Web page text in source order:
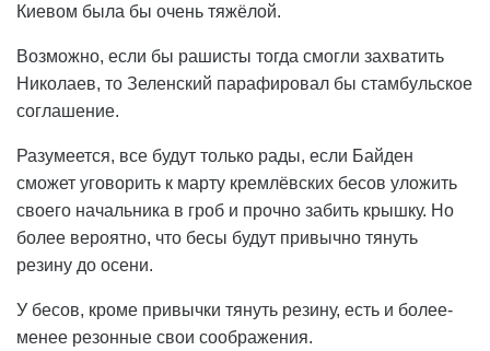
Киевом была бы очень тяжёлой.
Возможно, если бы рашисты тогда смогли захватить
Николаев, то Зеленский парафировал бы стамбульское
соглашение.
Разумеется, все будут только рады, если Байден
сможет уговорить к марту кремлёвских бесов уложить
своего начальника в гроб и прочно забить крышку. Но
более вероятно, что бесы будут привычно тянуть
резину до осени.
У бесов, кроме привычки тянуть резину, есть и более-
менее резонные свои соображения.